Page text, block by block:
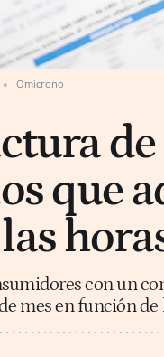
Omicrono
que
con un
mes en función de